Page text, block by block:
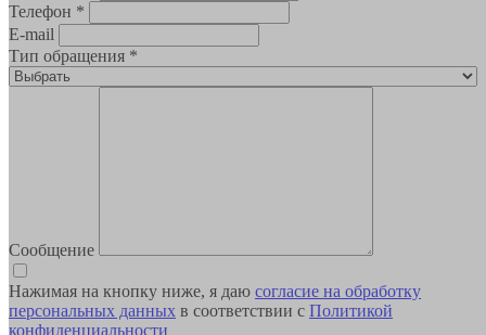
Телефон *
E-mail
Тип обращения *
Сообщение
Нажимая на кнопку ниже, я даю согласие на обработку
персональных данных в соответствии с Политикой
конфиденциальности